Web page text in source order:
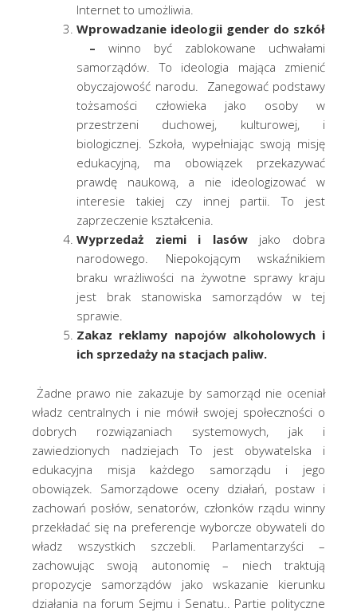
Internet to umożliwia.
Wprowadzanie ideologii gender do szkół
– winno być zablokowane uchwałami
samorządów. To ideologia mająca zmienić
obyczajowość narodu. Zanegować podstawy
tożsamości człowieka jako osoby w
przestrzeni duchowej, kulturowej, i
biologicznej. Szkoła, wypełniając swoją misję
edukacyjną, ma obowiązek przekazywać
prawdę naukową, a nie ideologizować w
interesie takiej czy innej partii. To jest
zaprzeczenie kształcenia.
Wyprzedaż ziemi i lasówjako dobra
narodowego. Niepokojącym wskaźnikiem
braku wrażliwości na żywotne sprawy kraju
jest brak stanowiska samorządów w tej
sprawie.
Zakaz reklamy napojów alkoholowych i
ich sprzedaży na stacjach paliw.
Żadne prawo nie zakazuje by samorząd nie oceniał
władz centralnych i nie mówił swojej społeczności o
dobrych rozwiązaniach systemowych, jak i
zawiedzionych nadziejach To jest obywatelska i
edukacyjna misja każdego samorządu i jego
obowiązek. Samorządowe oceny działań, postaw i
zachowań posłów, senatorów, członków rządu winny
przekładać się na preferencje wyborcze obywateli do
władz wszystkich szczebli. Parlamentarzyści –
zachowując swoją autonomię – niech traktują
propozycje samorządów jako wskazanie kierunku
działania na forum Sejmu i Senatu.. Partie polityczne